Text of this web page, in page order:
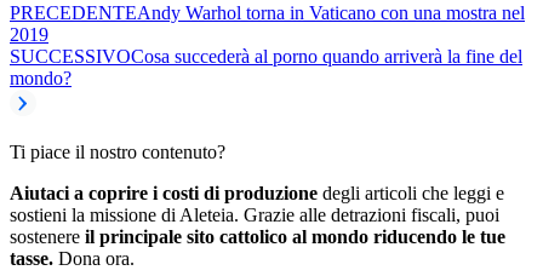
PRECEDENTEAndy Warhol torna in Vaticano con una mostra nel
2019
SUCCESSIVOCosa succederà al porno quando arriverà la fine del
mondo?
Ti piace il nostro contenuto?
Aiutaci a coprire i costi di produzione degli articoli che leggi e
sostieni la missione di Aleteia. Grazie alle detrazioni fiscali, puoi
sostenere il principale sito cattolico al mondo riducendo le tue
tasse. Dona ora.